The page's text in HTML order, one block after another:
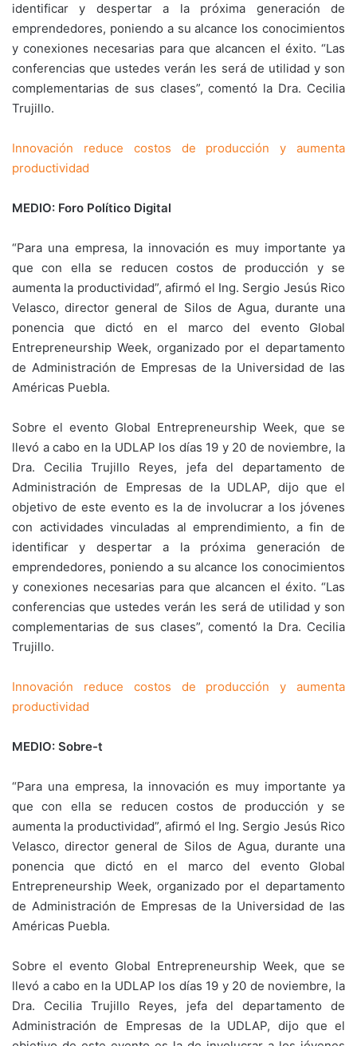
identificar y despertar a la próxima generación de
emprendedores, poniendo a su alcance los conocimientos
y conexiones necesarias para que alcancen el éxito. “Las
conferencias que ustedes verán les será de utilidad y son
complementarias de sus clases”, comentó la Dra. Cecilia
Trujillo.
Innovación reduce costos de producción y aumenta
productividad
MEDIO: Foro Político Digital
“Para una empresa, la innovación es muy importante ya
que con ella se reducen costos de producción y se
aumenta la productividad”, afirmó el Ing. Sergio Jesús Rico
Velasco, director general de Silos de Agua, durante una
ponencia que dictó en el marco del evento Global
Entrepreneurship Week, organizado por el departamento
de Administración de Empresas de la Universidad de las
Américas Puebla.
Sobre el evento Global Entrepreneurship Week, que se
llevó a cabo en la UDLAP los días 19 y 20 de noviembre, la
Dra. Cecilia Trujillo Reyes, jefa del departamento de
Administración de Empresas de la UDLAP, dijo que el
objetivo de este evento es la de involucrar a los jóvenes
con actividades vinculadas al emprendimiento, a fin de
identificar y despertar a la próxima generación de
emprendedores, poniendo a su alcance los conocimientos
y conexiones necesarias para que alcancen el éxito. “Las
conferencias que ustedes verán les será de utilidad y son
complementarias de sus clases”, comentó la Dra. Cecilia
Trujillo.
Innovación reduce costos de producción y aumenta
productividad
MEDIO: Sobre-t
“Para una empresa, la innovación es muy importante ya
que con ella se reducen costos de producción y se
aumenta la productividad”, afirmó el Ing. Sergio Jesús Rico
Velasco, director general de Silos de Agua, durante una
ponencia que dictó en el marco del evento Global
Entrepreneurship Week, organizado por el departamento
de Administración de Empresas de la Universidad de las
Américas Puebla.
Sobre el evento Global Entrepreneurship Week, que se
llevó a cabo en la UDLAP los días 19 y 20 de noviembre, la
Dra. Cecilia Trujillo Reyes, jefa del departamento de
Administración de Empresas de la UDLAP, dijo que el